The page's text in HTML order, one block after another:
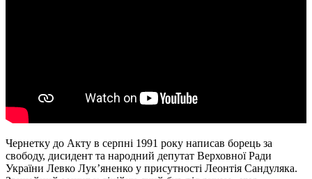
Чернетку до Акту в серпні 1991 року написав борець за
свободу, дисидент та народний депутат Верховної Ради
України Левко Лук’яненко у присутності Леонтія Сандуляка.